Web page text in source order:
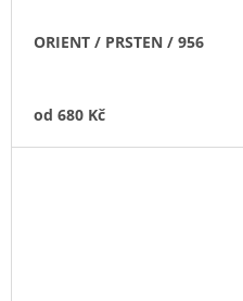
ORIENT / PRSTEN / 956
od 680 Kč